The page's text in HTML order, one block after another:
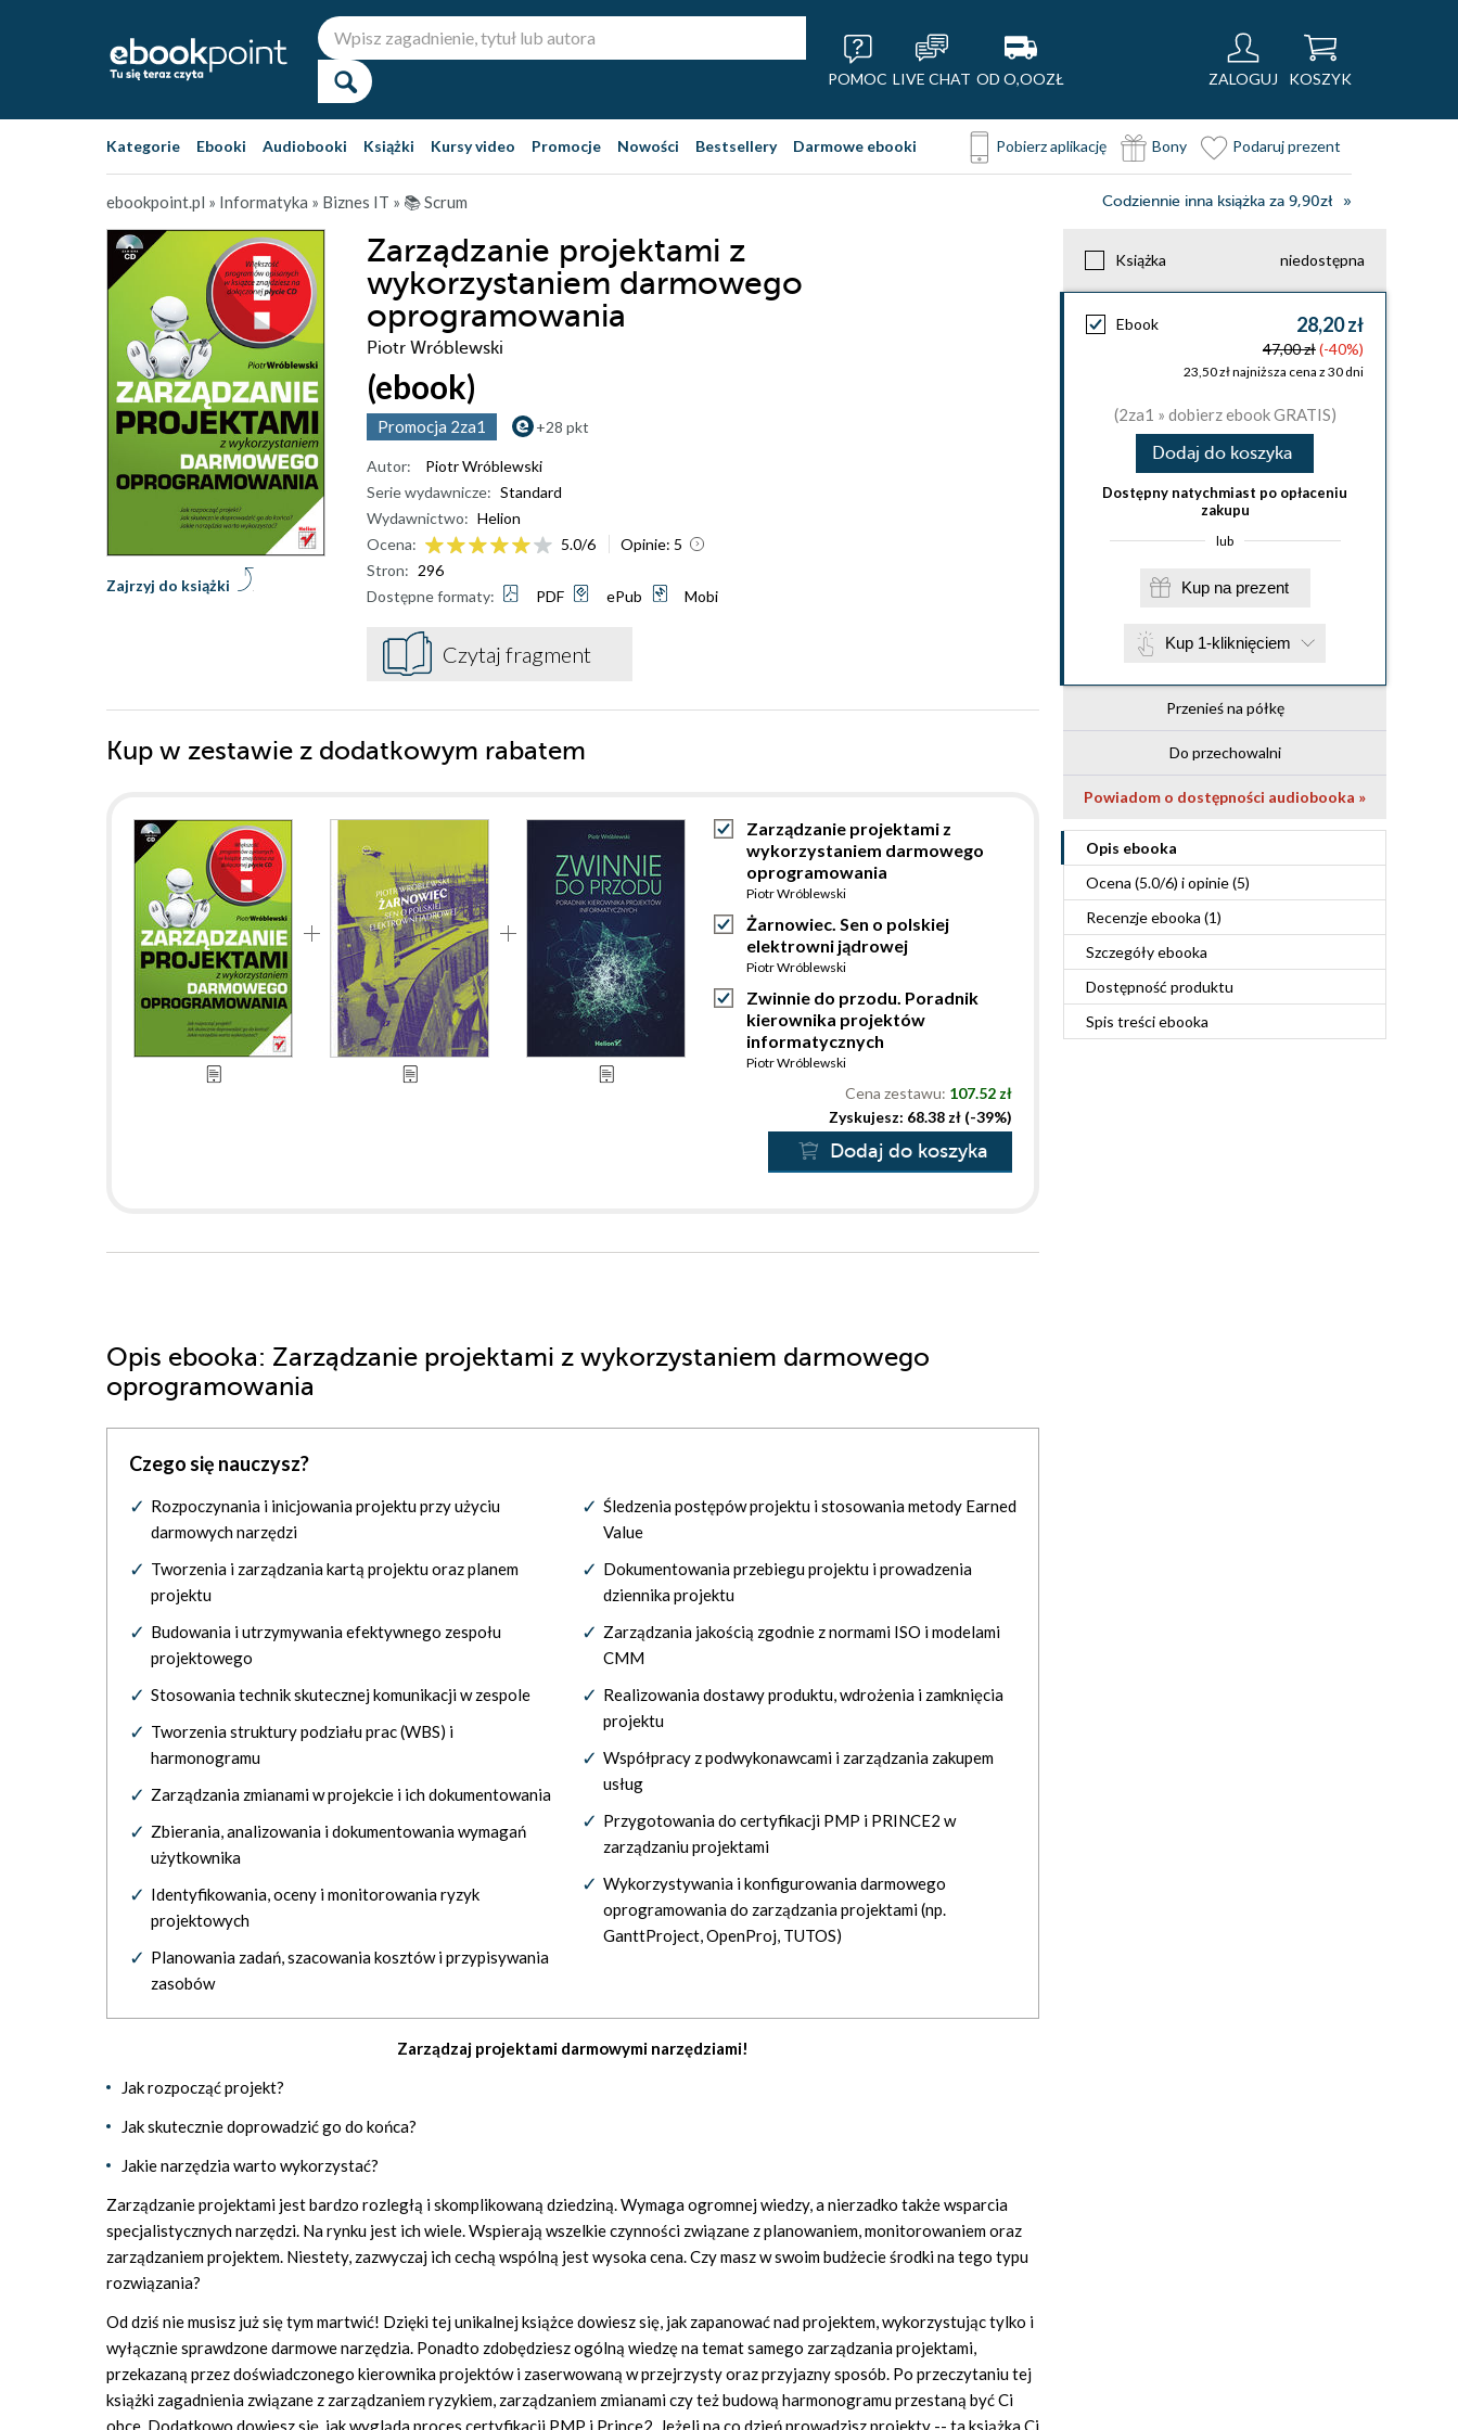
POMOC LIVE CHAT OD O,OOZŁ ZALOGUJ KOSZYK
Kategorie Ebooki Audiobooki Książki Kursy video Promocje Nowości Bestsellery Darmowe ebooki Pobierz aplikację Bony Podaruj prezent
ebookpoint.pl » Informatyka » Biznes IT » 📚 Scrum Codziennie inna książka za 9,90zł
Zarządzanie projektami z
wykorzystaniem darmowego
oprogramowania
Piotr Wróblewski
(ebook)
Promocja 2za1 +28 pkt
Zajrzyj do książki
Autor:
Piotr Wróblewski
Serie wydawnicze: Standard
Wydawnictwo: Helion
Ocena:
5.0/6 Opinie: 5
Stron: 296
Dostępne formaty:
PDF ePub Mobi
Czytaj fragment
Książka niedostępna
Ebook 28,20 zł
47,00 zł(-40%)
23,50 zł najniższa cena z 30 dni
(2za1 » dobierz ebook GRATIS)
Dodaj do koszyka
Dostępny natychmiast po opłaceniu
zakupu
lub
Kup na prezent
Kup 1-kliknięciem
Przenieś na półkę
Do przechowalni
Powiadom o dostępności audiobooka »
Opis ebooka
Ocena (5.0/6) i opinie (5)
Recenzjeebooka (1)
Szczegółyebooka
Dostępność produktu
Spis treściebooka
Kup w zestawie z dodatkowym rabatem
Zarządzanie projektami z
wykorzystaniem darmowego
oprogramowania
Piotr Wróblewski
Żarnowiec. Sen o polskiej
elektrowni jądrowej
Piotr Wróblewski
Zwinnie do przodu. Poradnik
kierownika projektów
informatycznych
Piotr Wróblewski
Cena zestawu: 107.52 zł
Zyskujesz: 68.38 zł (-39%)
Dodaj do koszyka
Opis ebooka: Zarządzanie projektami z wykorzystaniem darmowego
oprogramowania
Czego się nauczysz?
Rozpoczynania i inicjowania projektu przy użyciu
darmowych narzędzi
Tworzenia i zarządzania kartą projektu oraz planem
projektu
Budowania i utrzymywania efektywnego zespołu
projektowego
Stosowania technik skutecznej komunikacji w zespole
Tworzenia struktury podziału prac (WBS) i
harmonogramu
Zarządzania zmianami w projekcie i ich dokumentowania
Zbierania, analizowania i dokumentowania wymagań
użytkownika
Identyfikowania, oceny i monitorowania ryzyk
projektowych
Planowania zadań, szacowania kosztów i przypisywania
zasobów
Śledzenia postępów projektu i stosowania metody Earned
Value
Dokumentowania przebiegu projektu i prowadzenia
dziennika projektu
Zarządzania jakością zgodnie z normami ISO i modelami
CMM
Realizowania dostawy produktu, wdrożenia i zamknięcia
projektu
Współpracy z podwykonawcami i zarządzania zakupem
usług
Przygotowania do certyfikacji PMP i PRINCE2 w
zarządzaniu projektami
Wykorzystywania i konfigurowania darmowego
oprogramowania do zarządzania projektami (np.
GanttProject, OpenProj, TUTOS)
Zarządzaj projektami darmowymi narzędziami!
Jak rozpocząć projekt?
Jak skutecznie doprowadzić go do końca?
Jakie narzędzia warto wykorzystać?
Zarządzanie projektami jest bardzo rozległą i skomplikowaną dziedziną. Wymaga ogromnej wiedzy, a nierzadko także wsparcia
specjalistycznych narzędzi. Na rynku jest ich wiele. Wspierają wszelkie czynności związane z planowaniem, monitorowaniem oraz
zarządzaniem projektem. Niestety, zazwyczaj ich cechą wspólną jest wysoka cena. Czy masz w swoim budżecie środki na tego typu
rozwiązania?
Od dziś nie musisz już się tym martwić! Dzięki tej unikalnej książce dowiesz się, jak zapanować nad projektem, wykorzystując tylko i
wyłącznie sprawdzone darmowe narzędzia. Ponadto zdobędziesz ogólną wiedzę na temat samego zarządzania projektami,
przekazaną przez doświadczonego kierownika projektów i zaserwowaną w przejrzysty oraz przyjazny sposób. Po przeczytaniu tej
książki zagadnienia związane z zarządzaniem ryzykiem, zarządzaniem zmianami czy też budową harmonogramu przestaną być Ci
obce. Dodatkowo dowiesz się, jak wygląda proces certyfikacji PMP i Prince2. Jeżeli na co dzień prowadzisz projekty -- ta książka Ci